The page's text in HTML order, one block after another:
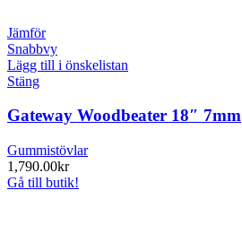
Jämför
Snabbvy
Lägg till i önskelistan
Stäng
Gateway Woodbeater 18″ 7mm
Gummistövlar
1,790.00kr
Gå till butik!